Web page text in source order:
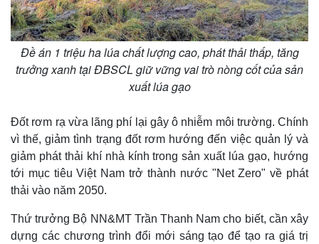
Tin nóng
Tư vấn luật
Quân sự - Quốc phòng
Việt Nam
Phân tích
Đề án 1 triệu ha lúa chất lượng cao, phát thải thấp, tăng
trưởng xanh tại ĐBSCL giữ vững vai trò nòng cốt của sản
xuất lúa gạo
Đốt rơm rạ vừa lãng phí lại gây ô nhiễm môi trường. Chính
vì thế, giảm tình trạng đốt rơm hướng đến việc quản lý và
giảm phát thải khí nhà kính trong sản xuất lúa gạo, hướng
tới mục tiêu Việt Nam trở thành nước "Net Zero" về phát
thải vào năm 2050.
Thứ trưởng Bộ NN&MT Trần Thanh Nam cho biết, cần xây
dựng các chương trình đổi mới sáng tạo để tạo ra giá trị